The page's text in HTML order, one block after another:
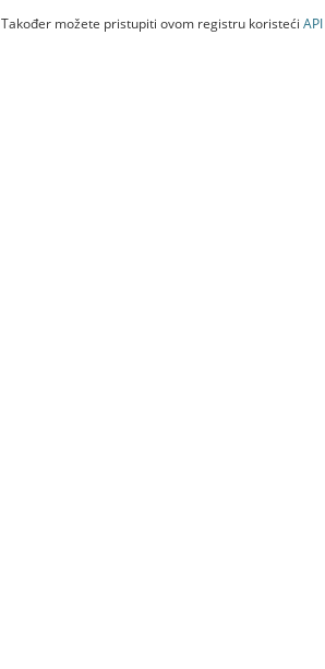
Također možete pristupiti ovom registru koristeći API